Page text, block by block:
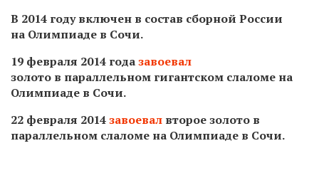
В 2014 году включен в состав сборной России
на Олимпиаде в Сочи.
19 февраля 2014 годазавоевал
золото в параллельном гигантском слаломе на
Олимпиаде в Сочи.
22 февраля 2014завоевал второе золото в
параллельном слаломе на Олимпиаде в Сочи.